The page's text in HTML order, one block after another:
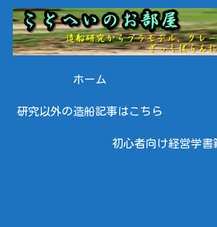
ホーム
研究以外の造船記事はこちら
初心者向け経営学書